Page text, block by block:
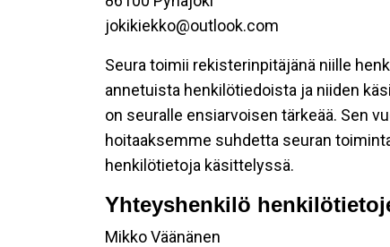
jokikiekko@outlook.com
Seura toimii rekisterinpitäjänä niille
annetuista henkilötiedoista ja niiden
on seuralle ensiarvoisen tärkeää. Sen
hoitaaksemme suhdetta seuran
henkilötietoja käsittelyssä.
Yhteyshenkilö
Mikko Väänänen